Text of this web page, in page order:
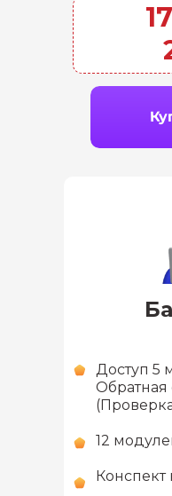
Доступ 5
Обратная
12
Конспект